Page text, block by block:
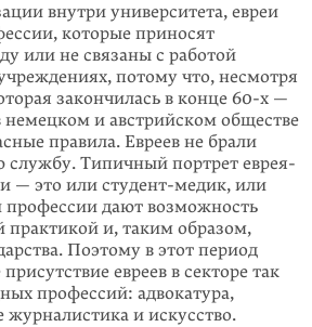
внутри университета, евреи
которые приносят
или не связаны с работой
потому что, несмотря
закончилась в конце 60-х —
немецком и австрийском обществе
правила. Евреев не брали
службу. Типичный портрет еврея-
— это или студент-медик, или
профессии дают возможность
практикой и, таким образом,
Поэтому в этот период
евреев в секторе так
профессий: адвокатура,
и искусство.